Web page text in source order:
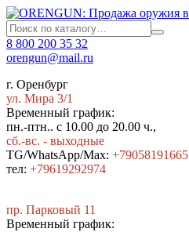
8 800 200 35 32
orengun@mail.ru
г. Оренбург
ул. Мира 3/1
Временный график:
пн.-птн.. с 10.00 до 20.00 ч.,
сб.-вс. - выходные
TG/WhatsApp/Max: +79058191665
тел: +79619292974
пр. Парковый 11
Временный график: